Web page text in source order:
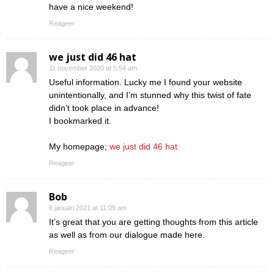
have a nice weekend!
Reageer
we just did 46 hat
11 november 2020 at 5:54 am
Useful information. Lucky me I found your website
unintentionally, and I’m stunned why this twist of fate
didn’t took place in advance!
I bookmarked it.
My homepage; we just did 46 hat
Reageer
Bob
8 januari 2021 at 11:09 am
It’s great that you are getting thoughts from this article
as well as from our dialogue made here.
Reageer